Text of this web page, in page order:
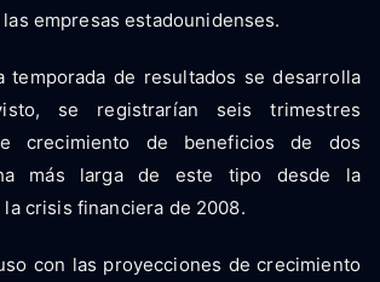
empresas estadounidenses.
de resultados se desarrolla
se registrarían seis trimestres
crecimiento de beneficios de dos
más larga de este tipo desde la
crisis financiera de 2008.
con las proyecciones de crecimiento